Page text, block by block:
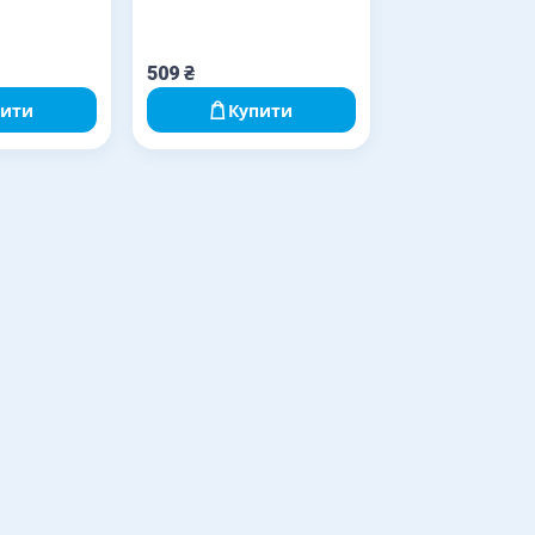
509 ₴
Купити